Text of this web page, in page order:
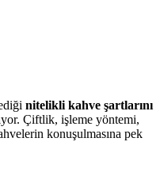
nitelikli kahve şartlarını
Çiftlik, işleme yöntemi,
konuşulmasına pek